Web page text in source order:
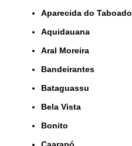
Aparecida do Taboado
Aquidauana
Aral Moreira
Bandeirantes
Bataguassu
Bela Vista
Bonito